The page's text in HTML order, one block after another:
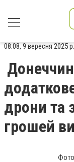
08:08, 9 вересня 2025 р.
дрони та
грошей